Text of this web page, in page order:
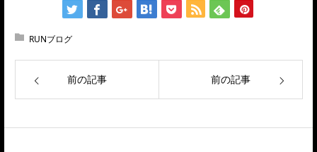
RUNブログ
前の記事 前の記事